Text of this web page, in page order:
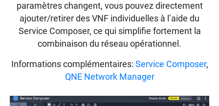
paramètres changent, vous pouvez directement
ajouter/retirer des VNF individuelles à l’aide du
Service Composer, ce qui simplifie fortement la
combinaison du réseau opérationnel.
Informations complémentaires: Service Composer,
QNE Network Manager